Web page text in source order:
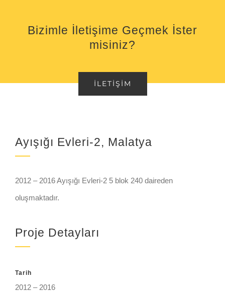
Bizimle İletişime Geçmek İster
misiniz?
İLETIŞIM
Ayışığı Evleri-2, Malatya
2012 – 2016 Ayışığı Evleri-2 5 blok 240 daireden
oluşmaktadır.
Proje Detayları
Tarih
2012 – 2016